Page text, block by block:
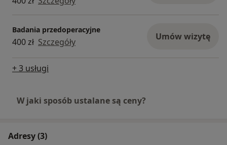
Badania przedoperacyjne
400 zł Szczegóły Umów wizytę
+ 3 usługi
W jaki sposób ustalane są ceny?
Adresy (3)